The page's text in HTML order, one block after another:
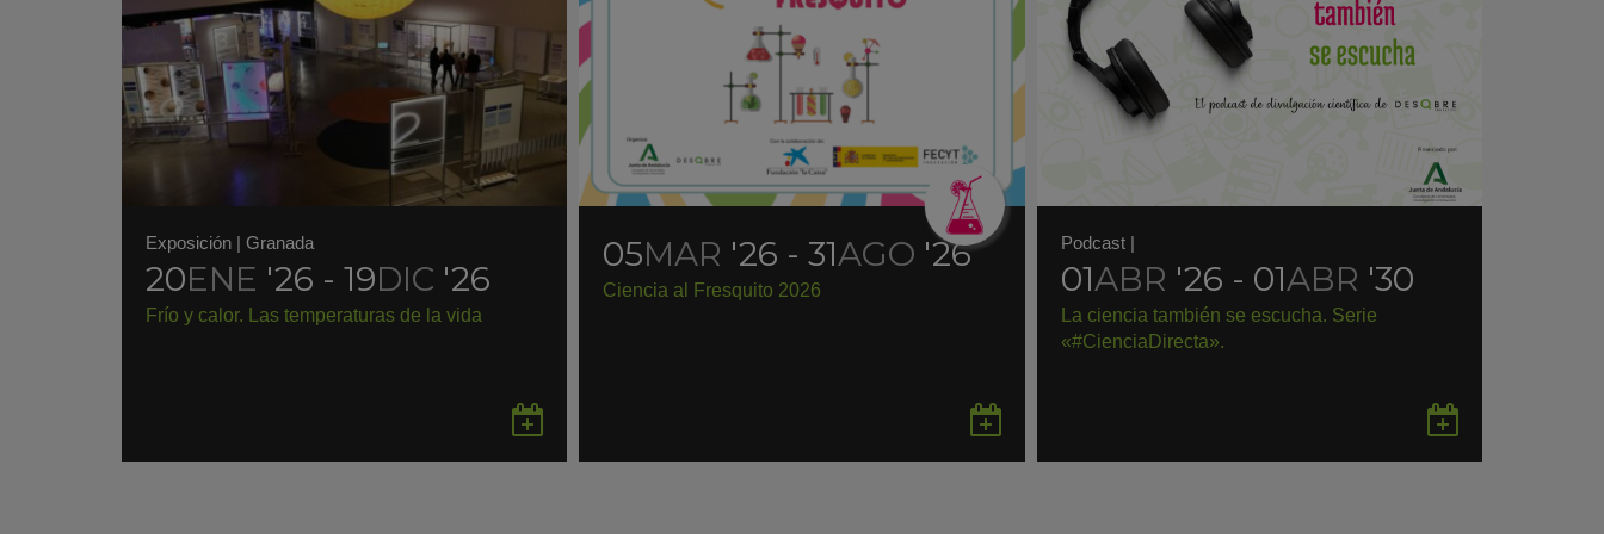
Exposición | Granada
20ENE '26 - 19DIC '26
Frío y calor. Las temperaturas de la vida
en
05MAR '26 - 31AGO '26
Ciencia al Fresquito 2026
en
Podcast|
01ABR '26 - 01ABR '30
La ciencia también se escucha. Serie
«#CienciaDirecta».
en